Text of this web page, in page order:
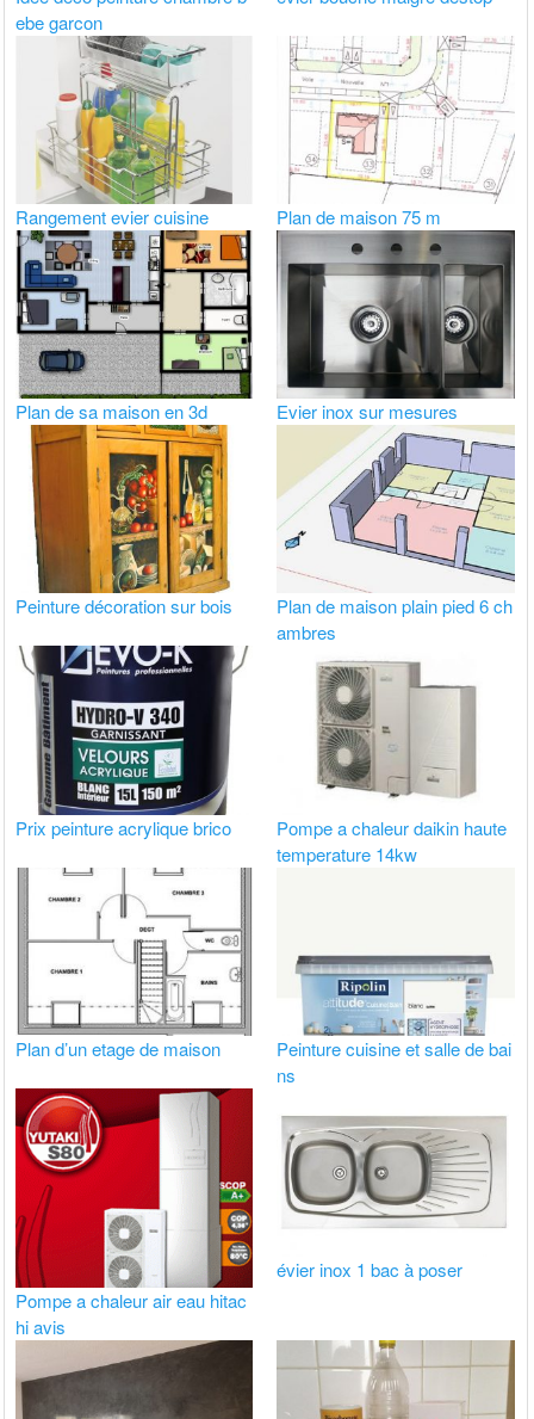
ebe garcon
Rangement evier cuisine Plan de maison 75 m
Plan de sa maison en 3d Evier inox sur mesures
Peinture décoration sur bois
Plan de maison plain pied 6 ch
ambres
Prix peinture acrylique brico
Pompe a chaleur daikin haute
temperature 14kw
Plan d’un etage de maison
Peinture cuisine et salle de bai
ns
Pompe a chaleur air eau hitac
hi avis
évier inox 1 bac à poser